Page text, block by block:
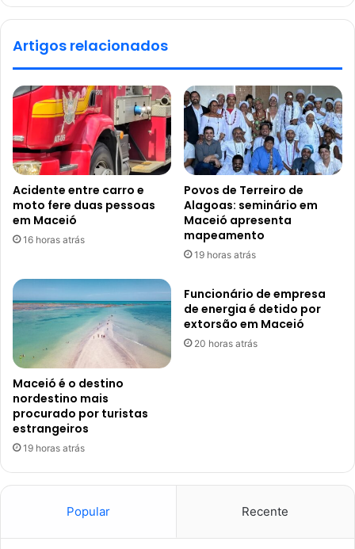
Artigos relacionados
Acidente entre carro e
moto fere duas pessoas
em Maceió
16 horas atrás
Povos de Terreiro de
Alagoas: seminário em
Maceió apresenta
mapeamento
19 horas atrás
Maceió é o destino
nordestino mais
procurado por turistas
estrangeiros
19 horas atrás
Funcionário de empresa
de energia é detido por
extorsão em Maceió
20 horas atrás
Popular Recente